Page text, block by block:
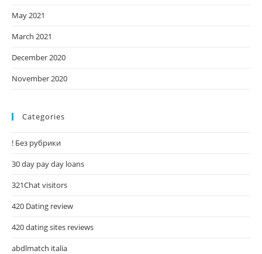
May 2021
March 2021
December 2020
November 2020
Categories
! Без рубрики
30 day pay day loans
321Chat visitors
420 Dating review
420 dating sites reviews
abdlmatch italia